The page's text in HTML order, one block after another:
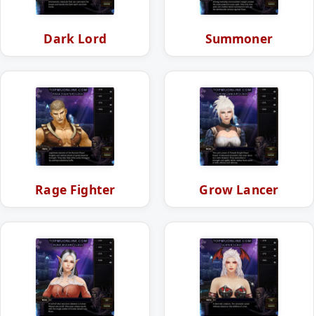
Dark Lord Summoner
Rage Fighter Grow Lancer